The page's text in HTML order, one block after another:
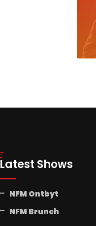
Latest Shows
NFM Ontbyt
NFM Brunch